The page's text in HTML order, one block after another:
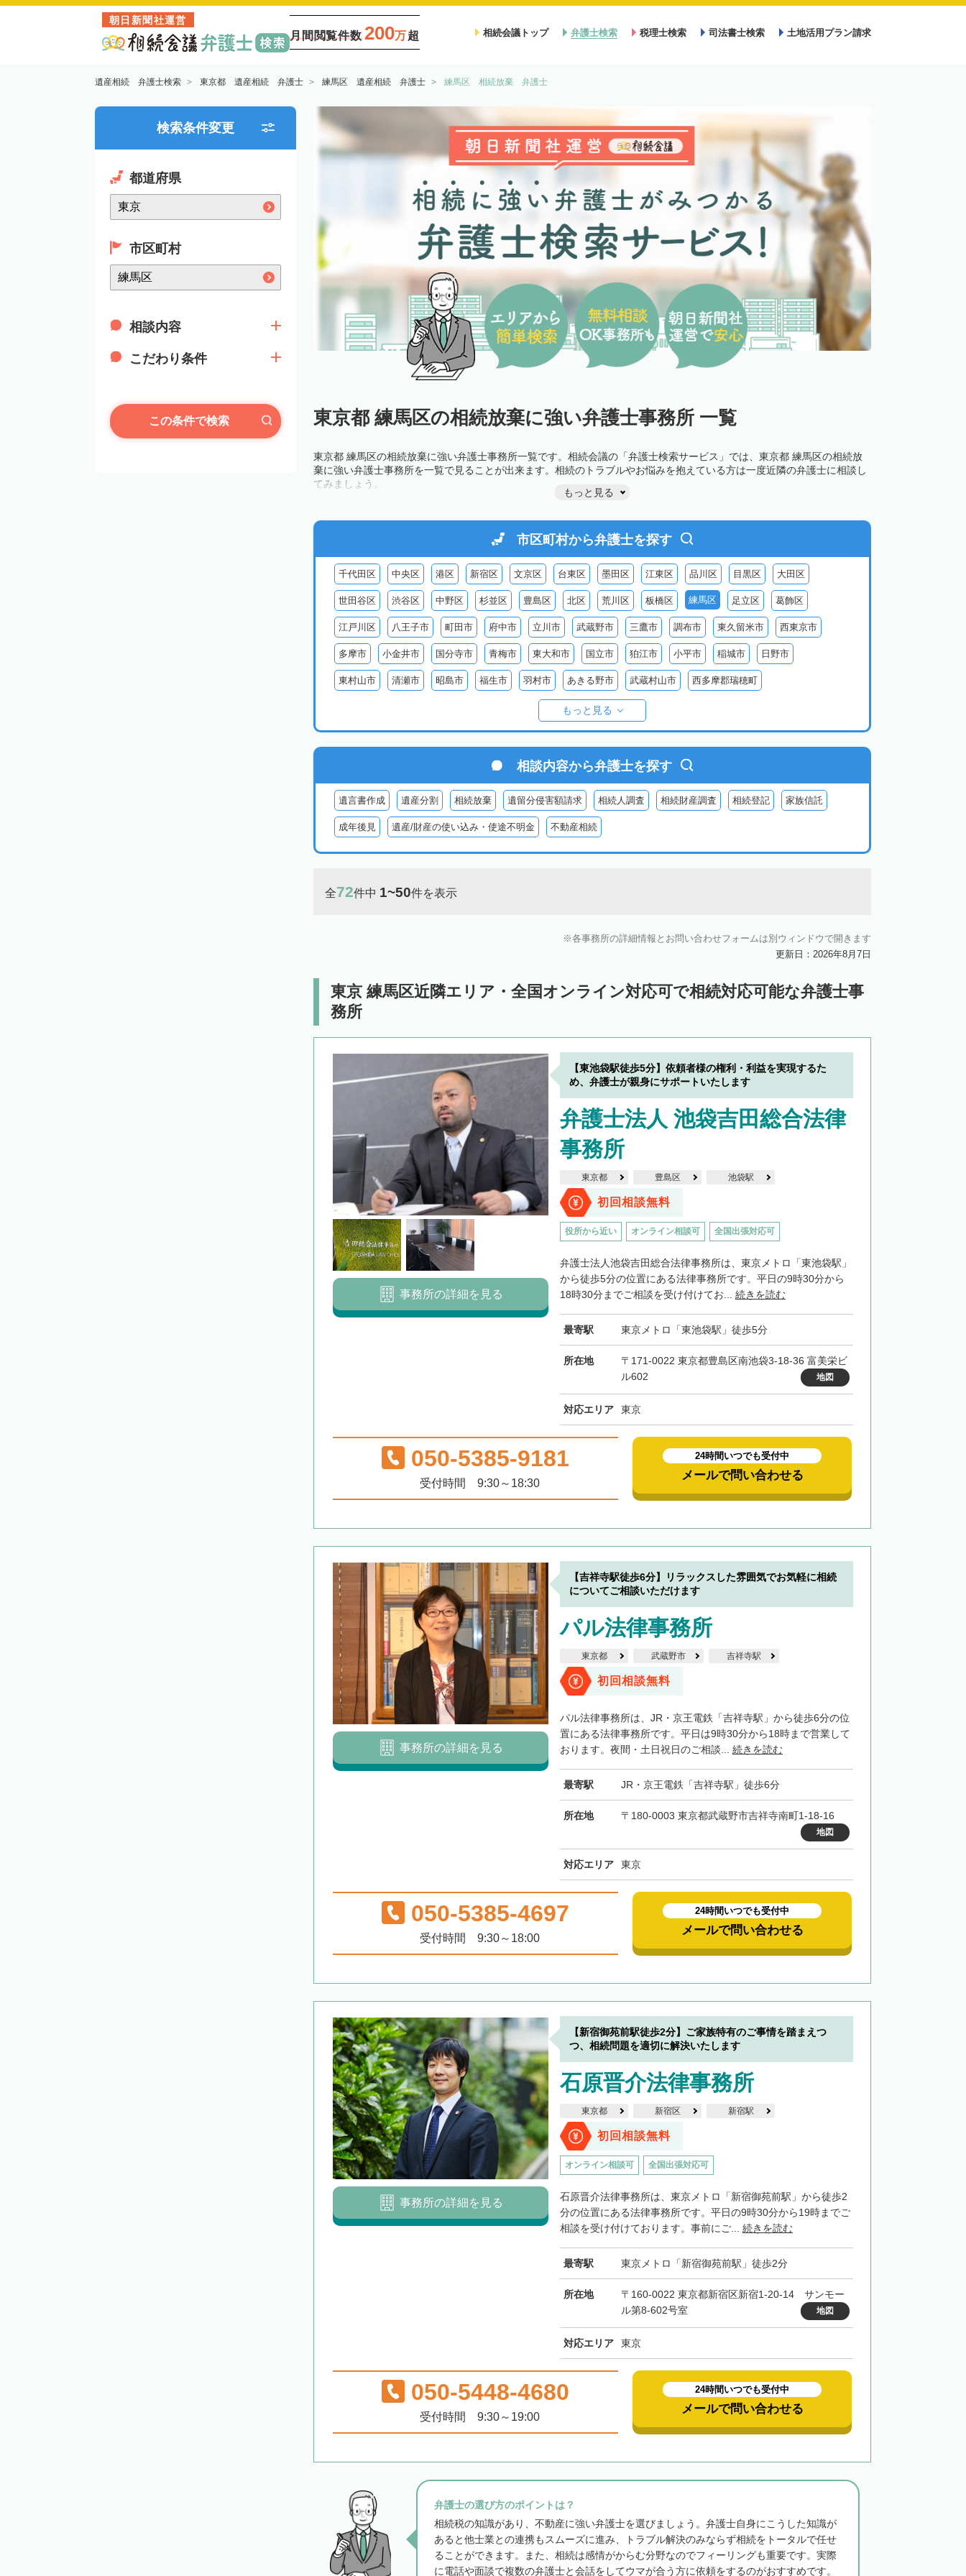
朝日新聞社運営
月間閲覧件数 200万超 相続会議トップ 弁護士検索 税理士検索 司法書士検索 土地活用プラン請求
遺産相続 弁護士検索 東京都 遺産相続 弁護士 練馬区 遺産相続 弁護士 練馬区 相続放棄 弁護士
検索条件変更
都道府県
市区町村
相談内容
こだわり条件
この条件で検索 東京都 練馬区の相続放棄に強い弁護士事務所 一覧
東京都 練馬区の相続放棄に強い弁護士事務所一覧です。相続会議の「弁護士検索サービス」では、東京都 練馬区の相続放
棄に強い弁護士事務所を一覧で見ることが出来ます。相続のトラブルやお悩みを抱えている方は一度近隣の弁護士に相談し
てみましょう。
もっと見る
市区町村から弁護士を探す
千代田区 中央区 港区 新宿区 文京区 台東区 墨田区 江東区 品川区 目黒区 大田区
世田谷区 渋谷区 中野区 杉並区 豊島区 北区 荒川区 板橋区 練馬区 足立区 葛飾区
江戸川区 八王子市 町田市 府中市 立川市 武蔵野市 三鷹市 調布市 東久留米市 西東京市
多摩市 小金井市 国分寺市 青梅市 東大和市 国立市 狛江市 小平市 稲城市 日野市
東村山市 清瀬市 昭島市 福生市 羽村市 あきる野市 武蔵村山市 西多摩郡瑞穂町
西多摩郡檜原村 伊豆大島
御蔵島 八丈島 青ヶ島 小笠原村
もっと見る
相談内容から弁護士を探す
遺言書作成 遺産分割 相続放棄 遺留分侵害額請求 相続人調査 相続財産調査 相続登記 家族信託
成年後見 遺産/財産の使い込み・使途不明金 不動産相続
全72件中 1~50件を表示
各事務所の詳細情報とお問い合わせフォームは別ウィンドウで開きます
更新日：2026年8月7日
東京 練馬区近隣エリア・全国オンライン対応可で相続対応可能な弁護士事
務所
【東池袋駅徒歩5分】依頼者様の権利・利益を実現するた
め、弁護士が親身にサポートいたします
弁護士法人 池袋吉田総合法律
事務所
東京都 豊島区 池袋駅
初回相談無料
役所から近い オンライン相談可 全国出張対応可
弁護士法人池袋吉田総合法律事務所は、東京メトロ「東池袋駅」
から徒歩5分の位置にある法律事務所です。平日の9時30分から
18時30分までご相談を受け付けてお... 続きを読む
最寄駅 東京メトロ「東池袋駅」徒歩5分
所在地
〒171-0022 東京都豊島区南池袋3-18-36 富美栄ビ
ル602
地図
対応エリア 東京
事務所の詳細を見る
050-5385-9181
受付時間 9:30～18:30
24時間いつでも受付中
メールで問い合わせる
【吉祥寺駅徒歩6分】リラックスした雰囲気でお気軽に相続
についてご相談いただけます
パル法律事務所
東京都 武蔵野市 吉祥寺駅
初回相談無料
パル法律事務所は、JR・京王電鉄「吉祥寺駅」から徒歩6分の位
置にある法律事務所です。平日は9時30分から18時まで営業して
おります。夜間・土日祝日のご相談... 続きを読む
最寄駅 JR・京王電鉄「吉祥寺駅」徒歩6分
所在地 〒180-0003 東京都武蔵野市吉祥寺南町1-18-16
地図
対応エリア 東京
事務所の詳細を見る
050-5385-4697
受付時間 9:30～18:00
24時間いつでも受付中
メールで問い合わせる
【新宿御苑前駅徒歩2分】ご家族特有のご事情を踏まえつ
つ、相続問題を適切に解決いたします
石原晋介法律事務所
東京都 新宿区 新宿駅
初回相談無料
オンライン相談可 全国出張対応可
石原晋介法律事務所は、東京メトロ「新宿御苑前駅」から徒歩2
分の位置にある法律事務所です。平日の9時30分から19時までご
相談を受け付けております。事前にご... 続きを読む
最寄駅 東京メトロ「新宿御苑前駅」徒歩2分
所在地
〒160-0022 東京都新宿区新宿1-20-14 サンモー
ル第8-602号室
地図
対応エリア 東京
事務所の詳細を見る
050-5448-4680
受付時間 9:30～19:00
24時間いつでも受付中
メールで問い合わせる
弁護士の選び方のポイントは？
相続税の知識があり、不動産に強い弁護士を選びましょう。弁護士自身にこうした知識が
あると他士業との連携もスムーズに進み、トラブル解決のみならず相続をトータルで任せ
ることができます。また、相続は感情がからむ分野なのでフィーリングも重要です。実際
に電話や面談で複数の弁護士と会話をしてウマが合う方に依頼をするのがおすすめです。